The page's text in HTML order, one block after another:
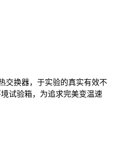
交换器，于实验的真实有效不
试验箱，为追求完美变温速